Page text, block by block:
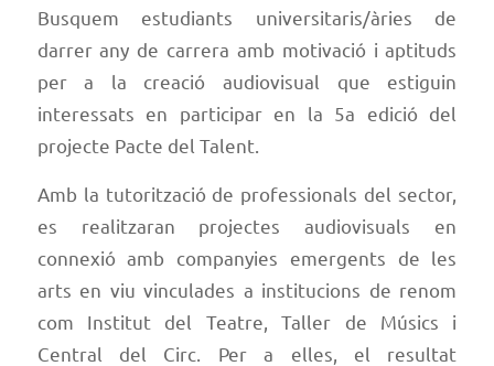
Busquem estudiants universitaris/àries de
darrer any de carrera amb motivació i aptituds
per a la creació audiovisual que estiguin
interessats en participar en la 5a edició del
projecte Pacte del Talent.
Amb la tutorització de professionals del sector,
es realitzaran projectes audiovisuals en
connexió amb companyies emergents de les
arts en viu vinculades a institucions de renom
com Institut del Teatre, Taller de Músics i
Central del Circ. Per a elles, el resultat